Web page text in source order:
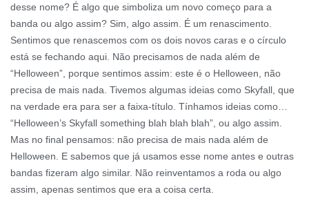
desse nome? É algo que simboliza um novo começo para a
banda ou algo assim? Sim, algo assim. É um renascimento.
Sentimos que renascemos com os dois novos caras e o círculo
está se fechando aqui. Não precisamos de nada além de
“Helloween”, porque sentimos assim: este é o Helloween, não
precisa de mais nada. Tivemos algumas ideias como Skyfall, que
na verdade era para ser a faixa-título. Tínhamos ideias como…
“Helloween’s Skyfall something blah blah blah”, ou algo assim.
Mas no final pensamos: não precisa de mais nada além de
Helloween. E sabemos que já usamos esse nome antes e outras
bandas fizeram algo similar. Não reinventamos a roda ou algo
assim, apenas sentimos que era a coisa certa.